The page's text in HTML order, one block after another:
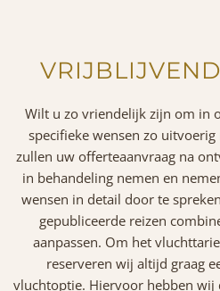
Wilt u zo vriendelijk zijn om in
specifieke wensen zo
zullen uw offerteaanvraag na
in behandeling nemen en
wensen in detail door te
gepubliceerde reizen
aanpassen. Om het
reserveren wij altijd graag
vluchtoptie. Hiervoor hebben wij